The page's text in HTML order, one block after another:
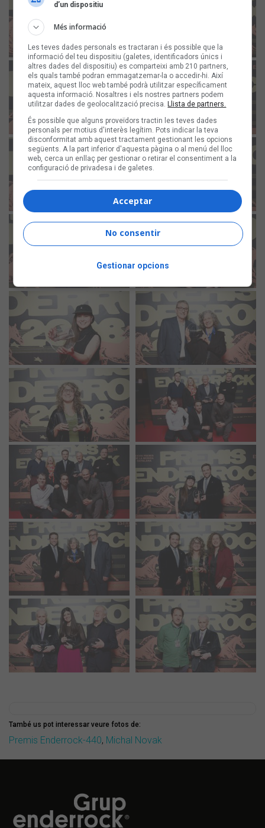
També us pot interessar veure fotos de:
Premis Enderrock-440, Michal Novak
d’un dispositiu
Més informació
Les teves dades personals es tractaran i és possible que la
informació del teu dispositiu (galetes, identificadors únics i
altres dades del dispositiu) es comparteixi amb 210 partners,
els quals també podran emmagatzemar-la o accedir-hi. Així
mateix, aquest lloc web també podrà utilitzar específicament
aquesta informació. Nosaltres i els nostres partners podem
utilitzar dades de geolocalització precisa. Llista de partners.
És possible que alguns proveïdors tractin les teves dades
personals per motius d'interès legítim. Pots indicar la teva
disconformitat amb aquest tractament gestionant les opcions
següents. A la part inferior d'aquesta pàgina o al menú del lloc
web, cerca un enllaç per gestionar o retirar el consentiment a la
configuració de privadesa i de galetes.
Acceptar
No consentir
Gestionar opcions